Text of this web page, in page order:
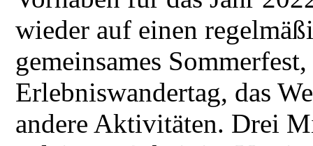
wieder auf einen
gemeinsames
Erlebniswandertag, das
andere Aktivitäten. Drei